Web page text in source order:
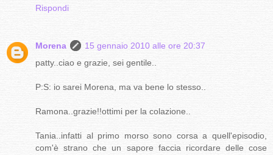
Rispondi
Morena
15 gennaio 2010 alle ore 20:37
patty..ciao e grazie, sei gentile..
P:S: io sarei Morena, ma va bene lo stesso..
Ramona..grazie!!ottimi per la colazione..
Tania..infatti al primo morso sono corsa a quell'episodio,
com'è strano che un sapore faccia ricordare delle cose